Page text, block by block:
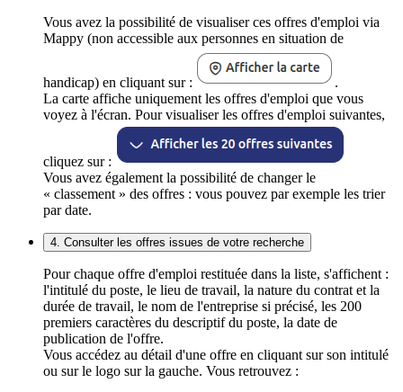
Vous avez la possibilité de visualiser ces offres d'emploi via
Mappy (non accessible aux personnes en situation de
handicap) en cliquant sur :
.
La carte affiche uniquement les offres d'emploi que vous
voyez à l'écran. Pour visualiser les offres d'emploi suivantes,
cliquez sur :
Vous avez également la possibilité de changer le
« classement » des offres : vous pouvez par exemple les trier
par date.
4. Consulter les offres issues de votre recherche
Pour chaque offre d'emploi restituée dans la liste, s'affichent :
l'intitulé du poste, le lieu de travail, la nature du contrat et la
durée de travail, le nom de l'entreprise si précisé, les 200
premiers caractères du descriptif du poste, la date de
publication de l'offre.
Vous accédez au détail d'une offre en cliquant sur son intitulé
ou sur le logo sur la gauche. Vous retrouvez :